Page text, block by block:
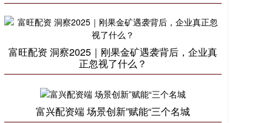
富旺配资 洞察2025｜刚果金矿遇袭背后，企业真
正忽视了什么？
富兴配资端 场景创新”赋能“三个名城